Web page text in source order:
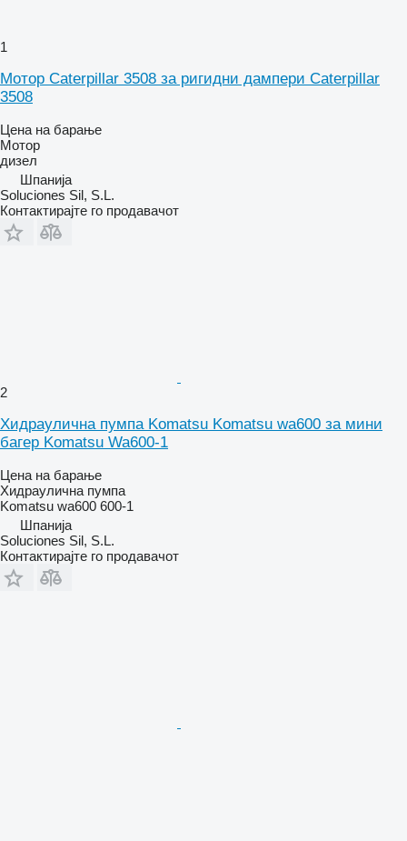
1
Мотор Caterpillar 3508 за ригидни дампери Caterpillar
3508
Цена на барање
Мотор
дизел
Шпанија
Soluciones Sil, S.L.
Контактирајте го продавачот
2
Хидраулична пумпа Komatsu Komatsu wa600 за мини
багер Komatsu Wa600-1
Цена на барање
Хидраулична пумпа
Komatsu wa600 600-1
Шпанија
Soluciones Sil, S.L.
Контактирајте го продавачот